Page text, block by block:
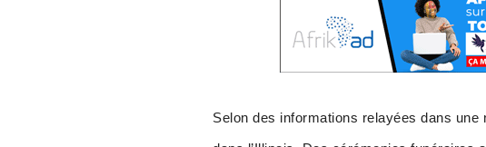
Selon des informations relayées dans